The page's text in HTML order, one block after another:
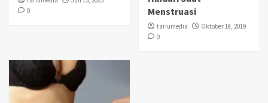
0
Menstruasi
tariumedia
Oktober 18, 2019
0